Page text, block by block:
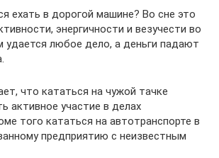
ехать в дорогой машине? Во сне это
энергичности и везучести во
удается любое дело, а деньги падают
что кататься на чужой тачке
активное участие в делах
того кататься на автотранспорте в
предприятию с неизвестным